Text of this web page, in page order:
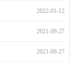
2022-01-12
2021-09-27
2021-09-27